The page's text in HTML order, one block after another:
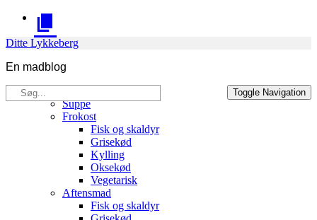
Skip
content
Ditte Lykkeberg
En madblog
Søg
efter:
Toggle Navigation
Opskrifter
Suppe
Frokost
Fisk og skaldyr
Grisekød
Kylling
Oksekød
Vegetarisk
Aftensmad
Fisk og skaldyr